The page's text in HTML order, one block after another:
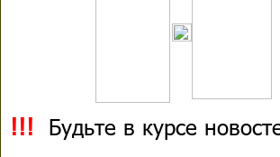
!!! Будьте в курсе